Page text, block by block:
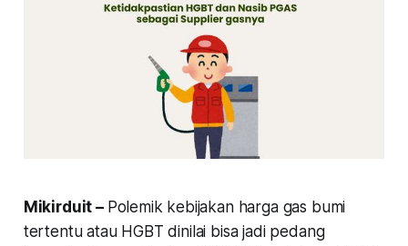
Mikirduit – Polemik kebijakan harga gas bumi
tertentu atau HGBT dinilai bisa jadi pedang